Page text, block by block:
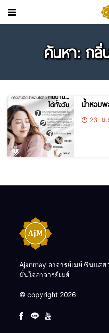
ค้นหา: กลิ่
น้ำหอมพ
23 เม
Ajanmay อาจารย์เมย์ ซินแส
มั่นใจอาจารย์เมย์
© copyright 2026